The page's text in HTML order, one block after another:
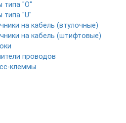
типа "O"
типа "U"
на кабель (втулочные)
на кабель (штифтовые)
проводов
клеммы